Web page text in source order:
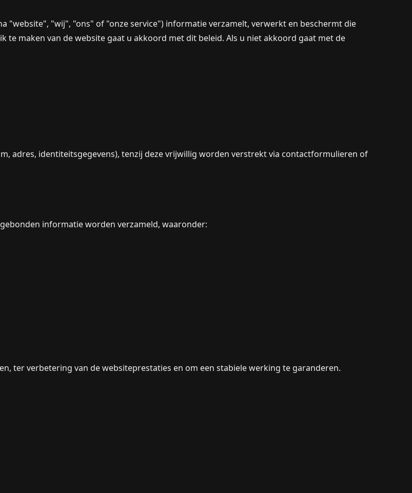
"website", "wij", "ons" of "onze service") informatie verzamelt, verwerkt en beschermt die
maken van de website gaat u akkoord met dit beleid. Als u niet akkoord gaat met de
adres, identiteitsgegevens), tenzij deze vrijwillig worden verstrekt via contactformulieren of
informatie worden verzameld, waaronder:
ter verbetering van de websiteprestaties en om een stabiele werking te garanderen.